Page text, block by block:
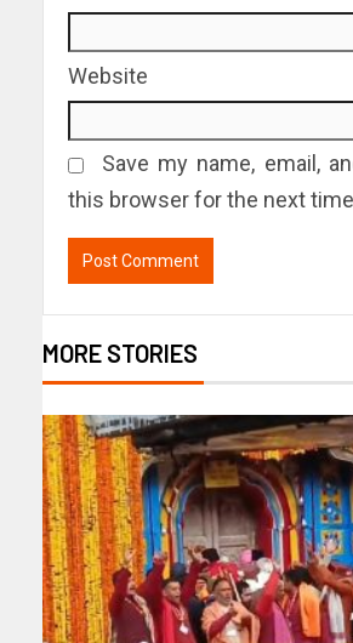
Website
Save my name, email,
this browser for the next
MORE STORIES